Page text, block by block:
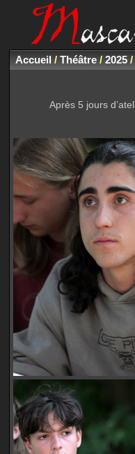
Accueil/ Théâtre/ 2025/
Après 5 jours